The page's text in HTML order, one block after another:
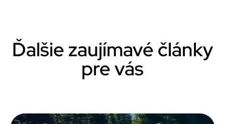
Ďalšie zaujímavé články
pre vás